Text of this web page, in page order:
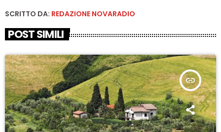
SCRITTO DA: REDAZIONE NOVARADIO
POST SIMILI
insert_link